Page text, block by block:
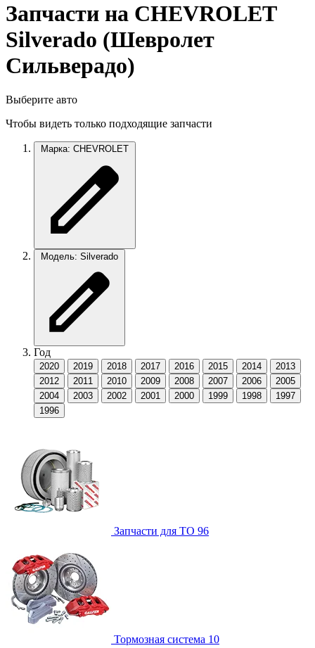
Запчасти на CHEVROLET
Silverado (Шевролет
Сильверадо)
Выберите авто
Чтобы видеть только подходящие запчасти
Марка: CHEVROLET
Модель: Silverado
Год
2020 2019 2018 2017 2016 2015 2014
2013
2012
2011 2010 2009 2008 2007 2006
2005
2004
2003 2002 2001 2000 1999 1998
1997
1996
Запчасти для ТО 96
Тормозная система 10